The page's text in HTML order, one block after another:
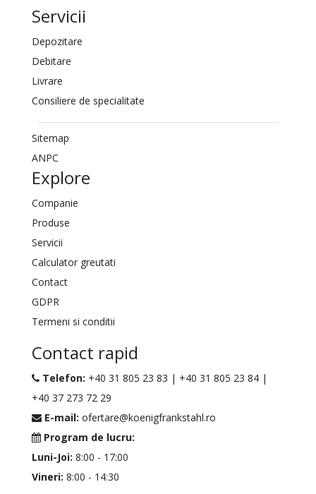
Servicii
Depozitare
Debitare
Livrare
Consiliere de specialitate
Sitemap
ANPC
Explore
Companie
Produse
Servicii
Calculator greutati
Contact
GDPR
Termeni si conditii
Contact rapid
Telefon: +40 31 805 23 83 | +40 31 805 23 84 |
+40 37 273 72 29
E-mail: ofertare@koenigfrankstahl.ro
Program de lucru:
Luni-Joi: 8:00 - 17:00
Vineri: 8:00 - 14:30